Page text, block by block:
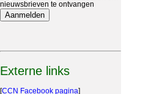
nieuwsbrieven te ontvangen
Externe links
[CCN Facebook pagina]